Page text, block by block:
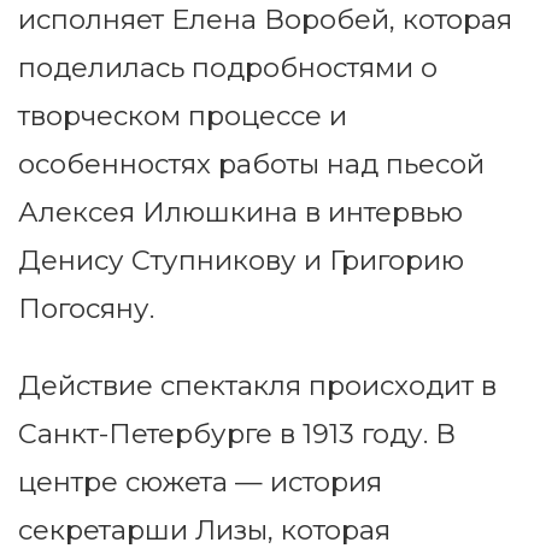
исполняет Елена Воробей, которая
поделилась подробностями о
творческом процессе и
особенностях работы над пьесой
Алексея Илюшкина в интервью
Денису Ступникову и Григорию
Погосяну.
Действие спектакля происходит в
Санкт-Петербурге в 1913 году. В
центре сюжета — история
секретарши Лизы, которая